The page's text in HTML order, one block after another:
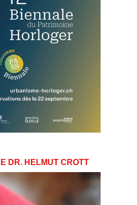
DR. HELMUT CROTT